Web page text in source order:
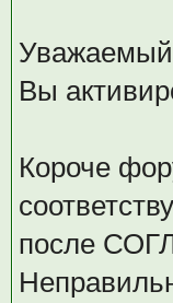
Уважаемый
Вы
Короче
после